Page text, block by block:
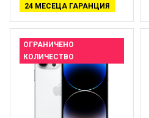
24 МЕСЕЦА ГАРАНЦИЯ
ОГРАНИЧЕНО
КОЛИЧЕСТВО